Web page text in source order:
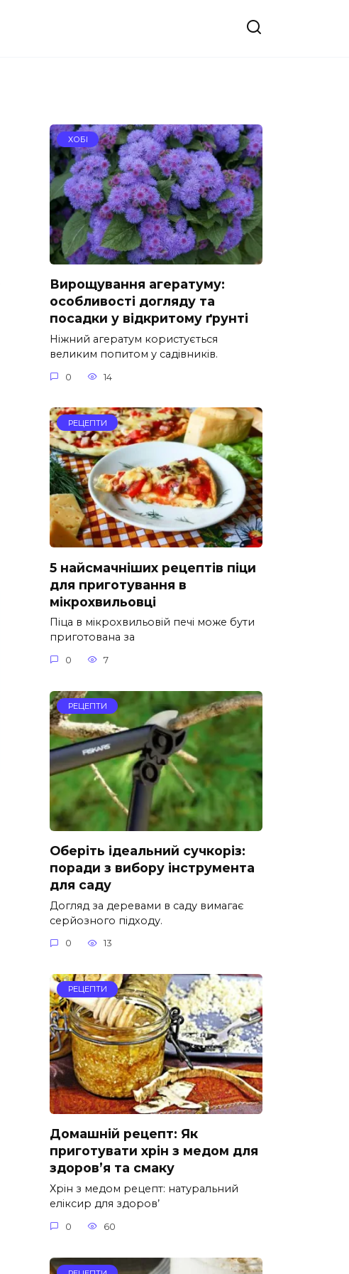
ХОБІ
Вирощування агератуму:
особливості догляду та
посадки у відкритому ґрунті
Ніжний агератум користується
великим попитом у садівників.
0 14
РЕЦЕПТИ
5 найсмачніших рецептів піци
для приготування в
мікрохвильовці
Піца в мікрохвильовій печі може бути
приготована за
0 7
РЕЦЕПТИ
Оберіть ідеальний сучкоріз:
поради з вибору інструмента
для саду
Догляд за деревами в саду вимагає
серйозного підходу.
0 13
РЕЦЕПТИ
Домашній рецепт: Як
приготувати хрін з медом для
здоров’я та смаку
Хрін з медом рецепт: натуральний
еліксир для здоров’
0 60